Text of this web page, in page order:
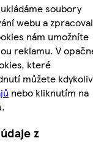
soubory
webu a
nám umožníte
reklamu. V
které
můžete kdykoliv
nebo kliknutím na
z